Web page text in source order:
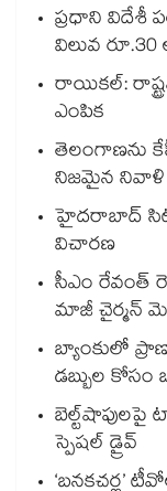
ప్రధాని విదేశీ
విలువ రూ.30
రాయికల్:
ఎంపిక
తెలంగాణను
నిజమైన నివాళి
హైదరాబాద్
విచారణ
సీఎం రేవంత్
మాజీ చైర్మన్
బ్యాంకులో
డబ్బుల కోసం
స్పెషల్ డ్రైవ్‌‌‌‌‌‌‌‌‌‌‌‌‌‌‌‌‌‌‌‌‌‌‌‌‌‌‌‌‌‌‌‌
‘బనకచర్ల’